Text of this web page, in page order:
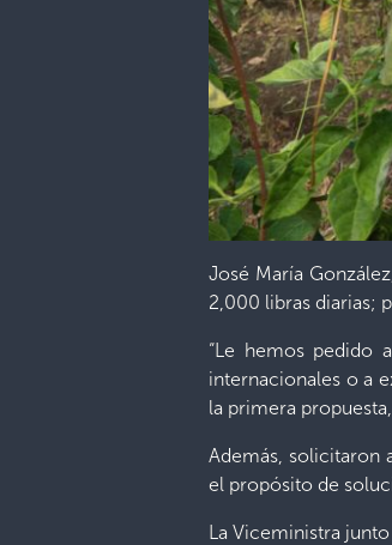
José María
2,000 libras diarias;
“Le hemos pedido
internacionales o a
la primera
Además, solicitaron
el propósito de
La Viceministra